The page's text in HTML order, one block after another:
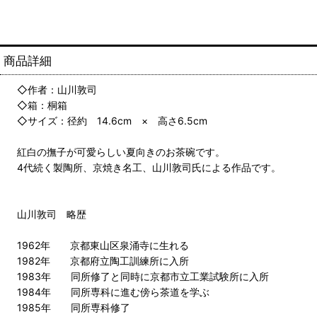
商品詳細
◇作者：山川敦司
◇箱：桐箱
◇サイズ：径約 14.6cm × 高さ6.5cm
紅白の撫子が可愛らしい夏向きのお茶碗です。
4代続く製陶所、京焼き名工、山川敦司氏による作品です。
山川敦司 略歴
1962年 京都東山区泉涌寺に生れる
1982年 京都府立陶工訓練所に入所
1983年 同所修了と同時に京都市立工業試験所に入所
1984年 同所専科に進む傍ら茶道を学ぶ
1985年 同所専科修了